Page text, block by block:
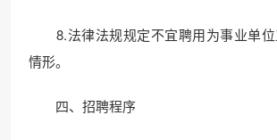
8.法律法规规定不宜聘用为事业单位
情形。
四、招聘程序